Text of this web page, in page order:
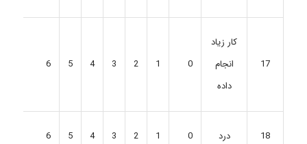
17
کار زیاد
انجام
داده
0
1
2
3
4
5
6
18 درد 0
1
2
3
4
5
6